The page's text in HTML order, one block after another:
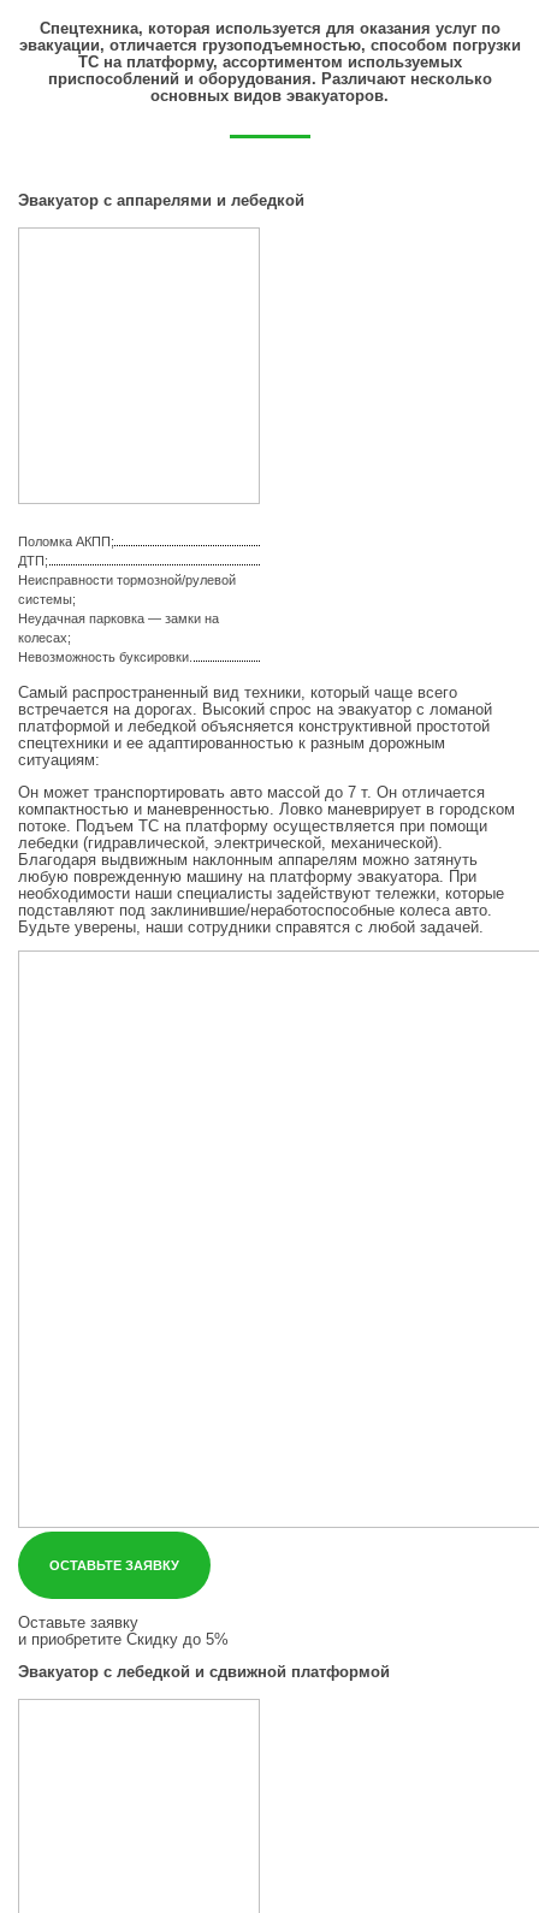
Спецтехника, которая используется для оказания услуг по
эвакуации, отличается грузоподъемностью, способом погрузки
ТС на платформу, ассортиментом используемых
приспособлений и оборудования. Различают несколько
основных видов эвакуаторов.
Эвакуатор с аппарелями и лебедкой
Поломка АКПП;
ДТП;
Неисправности тормозной/рулевой
системы;
Неудачная парковка — замки на
колесах;
Невозможность буксировки.
Самый распространенный вид техники, который чаще всего
встречается на дорогах. Высокий спрос на эвакуатор с ломаной
платформой и лебедкой объясняется конструктивной простотой
спецтехники и ее адаптированностью к разным дорожным
ситуациям:
Он может транспортировать авто массой до 7 т. Он отличается
компактностью и маневренностью. Ловко маневрирует в городском
потоке. Подъем ТС на платформу осуществляется при помощи
лебедки (гидравлической, электрической, механической).
Благодаря выдвижным наклонным аппарелям можно затянуть
любую поврежденную машину на платформу эвакуатора. При
необходимости наши специалисты задействуют тележки, которые
подставляют под заклинившие/неработоспособные колеса авто.
Будьте уверены, наши сотрудники справятся с любой задачей.
ОСТАВЬТЕ ЗАЯВКУ
Оставьте заявку
и приобретите Скидку до 5%
Эвакуатор с лебедкой и сдвижной платформой